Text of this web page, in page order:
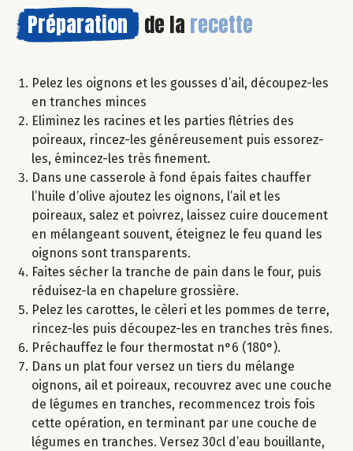
Préparation de la recette
Pelez les oignons et les gousses d’ail, découpez-les
en tranches minces
Eliminez les racines et les parties flétries des
poireaux, rincez-les généreusement puis essorez-
les, émincez-les très finement.
Dans une casserole à fond épais faites chauffer
l’huile d’olive ajoutez les oignons, l’ail et les
poireaux, salez et poivrez, laissez cuire doucement
en mélangeant souvent, éteignez le feu quand les
oignons sont transparents.
Faites sécher la tranche de pain dans le four, puis
réduisez-la en chapelure grossière.
Pelez les carottes, le cèleri et les pommes de terre,
rincez-les puis découpez-les en tranches très fines.
Préchauffez le four thermostat n°6 (180°).
Dans un plat four versez un tiers du mélange
oignons, ail et poireaux, recouvrez avec une couche
de légumes en tranches, recommencez trois fois
cette opération, en terminant par une couche de
légumes en tranches. Versez 30cl d’eau bouillante,